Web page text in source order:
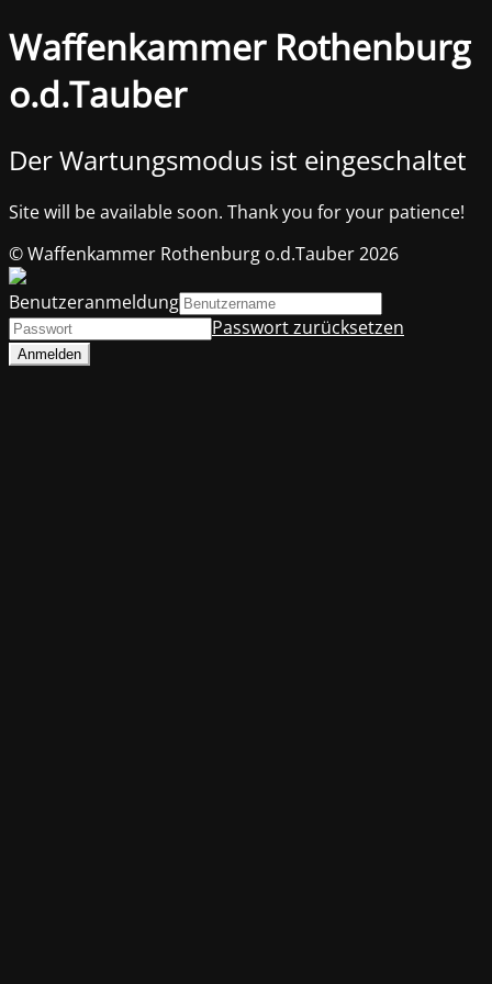
Waffenkammer Rothenburg
o.d.Tauber
Der Wartungsmodus ist eingeschaltet
Site will be available soon. Thank you for your patience!
© Waffenkammer Rothenburg o.d.Tauber 2026
Benutzeranmeldung
Passwort zurücksetzen